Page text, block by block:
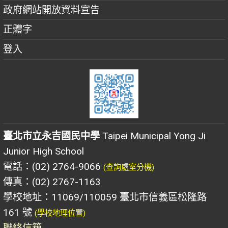
政府網站開放資料宣告
正體字
登入
臺北市立永吉國民中學 Taipei Municipal Yong Ji
Junior High School
電話：(02) 2764-9066 (查詢處室分機)
傳真：(02) 2767-1163
學校地址：11069/110059 臺北市信義區松隆路
161 號 (學校地理位置)